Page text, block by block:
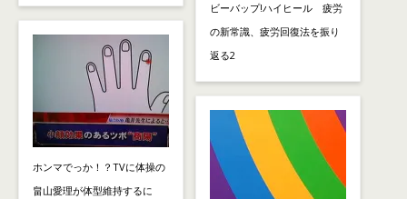
ホンマでっか！？TVに体操の
畠山愛理が体型維持するに
ビーバップ!ハイヒール 疲労
の新常識、疲労回復法を振り
返る2